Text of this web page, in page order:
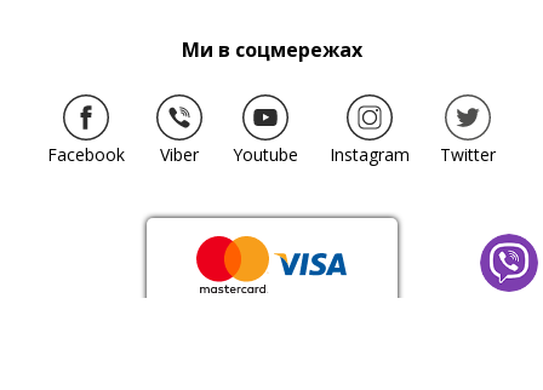
Ми в соцмережах
Facebook Viber Youtube Instagram Twitter